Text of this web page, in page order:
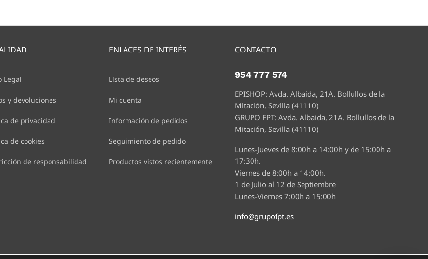
Legal
y devoluciones
de privacidad
de cookies
de responsabilidad
ENLACES DE INTERÉS
Lista de deseos
Mi cuenta
Información de pedidos
Seguimiento de pedido
Productos vistos recientemente
CONTACTO
954 777 574
EPISHOP: Avda. Albaida, 21A. Bollullos de la
Mitación, Sevilla (41110)
GRUPO FPT: Avda. Albaida, 21A. Bollullos de la
Mitación, Sevilla (41110)
Lunes-Jueves de 8:00h a 14:00h y de 15:00h a
17:30h.
Viernes de 8:00h a 14:00h.
1 de Julio al 12 de Septiembre
Lunes-Viernes 7:00h a 15:00h
info@grupofpt.es